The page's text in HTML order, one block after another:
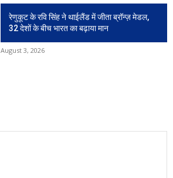
रेणुकूट के रवि सिंह ने थाईलैंड में जीता ब्रॉन्ज़ मेडल,
32 देशों के बीच भारत का बढ़ाया मान
August 3, 2026